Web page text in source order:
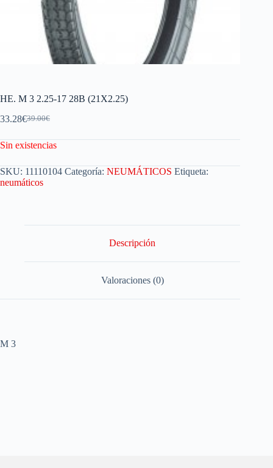
HE. M 3 2.25-17 28B (21X2.25)
39.00€
33.28€
Sin existencias
SKU: 11110104 Categoría: NEUMÁTICOS Etiqueta:
neumáticos
Descripción
Valoraciones (0)
M 3